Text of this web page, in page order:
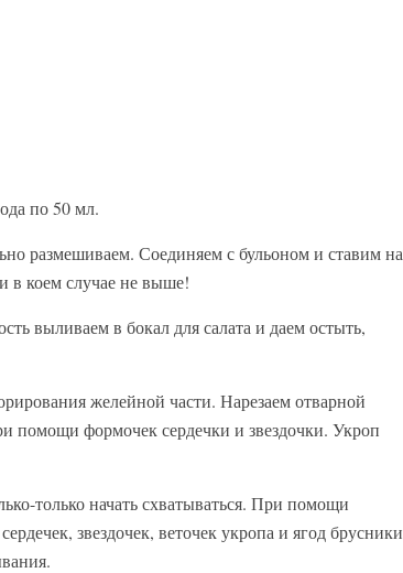
по 50 мл.
размешиваем. Соединяем с бульоном и ставим на
в коем случае не выше!
выливаем в бокал для салата и даем остыть,
желейной части. Нарезаем отварной
помощи формочек сердечки и звездочки. Укроп
только начать схватываться. При помощи
звездочек, веточек укропа и ягод брусники